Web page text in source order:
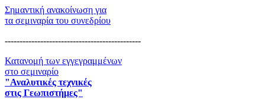
Σημαντική ανακοίνωση για
τα σεμιναρία του συνεδρίου
----------------------------------------------
Κατανομή των εγγεγραμμένων
στο σεμιναρίο
"Αναλυτικές τεχνικές
στις Γεωπιστήμες"